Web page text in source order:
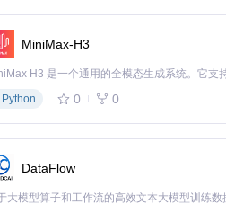
短易触发反爬机制）、座位优先级（
= True后，系统会自动发
MiniMax-H3
Python
0 0
DataFlow
大模型算子和工作流的高效文本大模型训练数